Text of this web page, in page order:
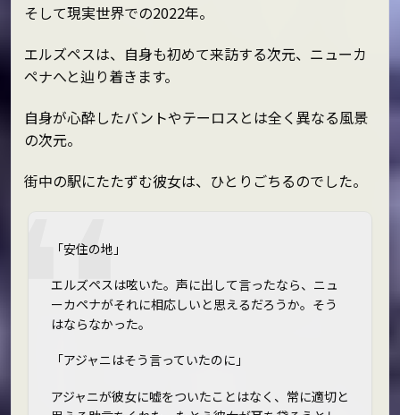
そして現実世界での2022年。
エルズペスは、自身も初めて来訪する次元、ニューカ
ペナへと辿り着きます。
自身が心酔したバントやテーロスとは全く異なる風景
の次元。
街中の駅にたたずむ彼女は、ひとりごちるのでした。
「安住の地」
エルズペスは呟いた。声に出して言ったなら、ニュ
ーカペナがそれに相応しいと思えるだろうか。そう
はならなかった。
「アジャニはそう言っていたのに」
アジャニが彼女に嘘をついたことはなく、常に適切と